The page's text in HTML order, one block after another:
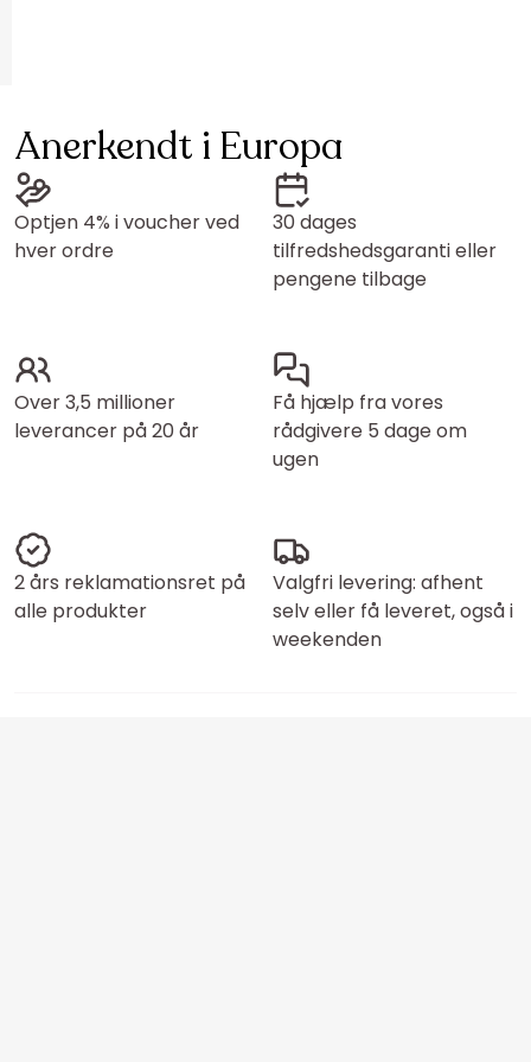
Anerkendt i Europa
Optjen 4% i voucher ved
hver ordre
30 dages
tilfredshedsgaranti eller
pengene tilbage
Over 3,5 millioner
leverancer på 20 år
Få hjælp fra vores
rådgivere 5 dage om
ugen
2 års reklamationsret på
alle produkter
Valgfri levering: afhent
selv eller få leveret, også i
weekenden